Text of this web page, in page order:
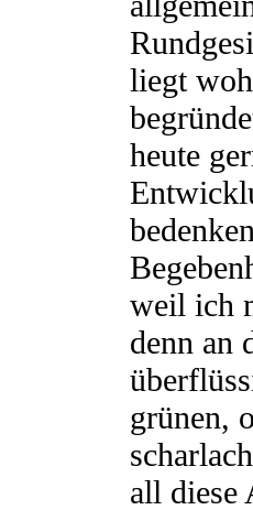
liegt
heute
weil ich
denn an
grünen,
all diese